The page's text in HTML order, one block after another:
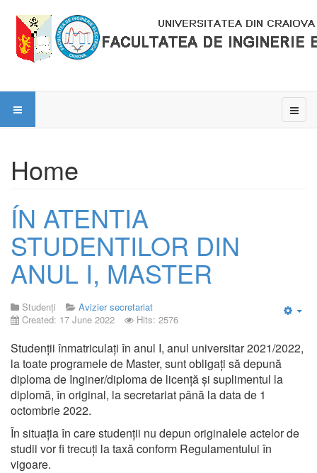
Home
ÍN ATENTIA
STUDENTILOR DIN
ANUL I, MASTER
Studenți
Avizier secretariat
Created: 17 June 2022
Hits: 2576
Studenții înmatriculați în anul I, anul universitar 2021/2022,
la toate programele de Master, sunt obligați să depună
diploma de Inginer/diploma de licență și suplimentul la
diplomă, în original, la secretariat până la data de 1
octombrie 2022.
În situația în care studenții nu depun originalele actelor de
studii vor fi trecuți la taxă conform Regulamentului în
vigoare.